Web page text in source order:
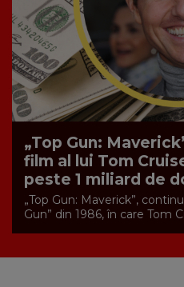
„Top Gun:
film al lui Tom
peste 1 miliard de
„Top Gun: Maverick”,
Gun” din 1986, în care Tom